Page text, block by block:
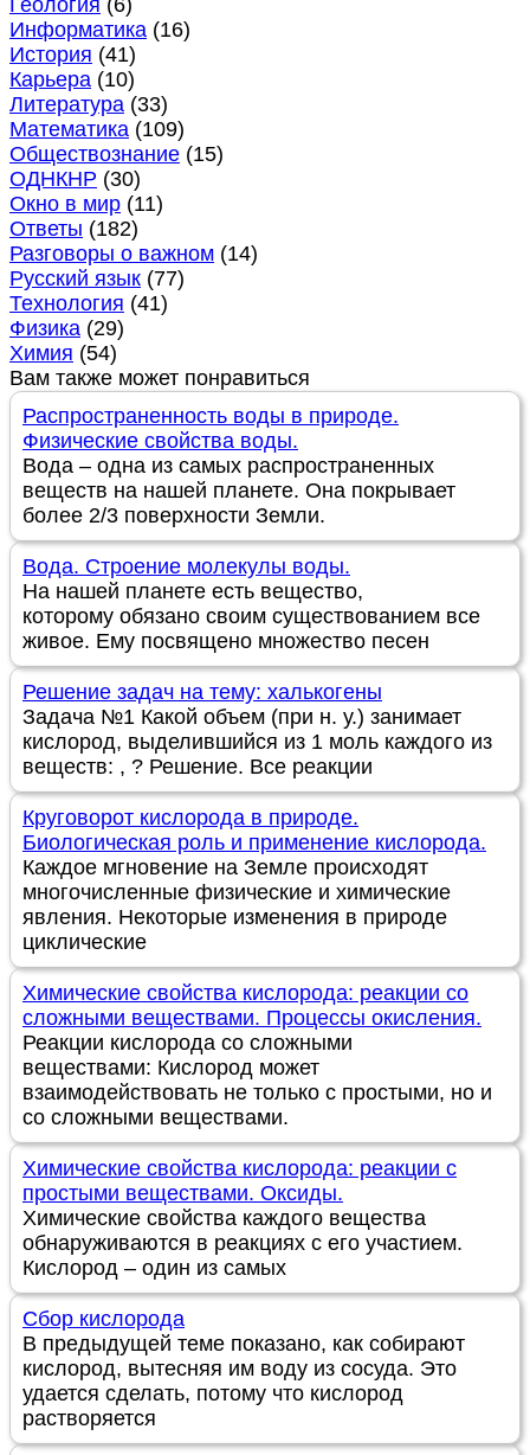
Информатика (16)
История (41)
Карьера (10)
Литература (33)
Математика (109)
Обществознание (15)
ОДНКНР (30)
Окно в мир (11)
Ответы (182)
Разговоры о важном (14)
Русский язык (77)
Технология (41)
Физика (29)
Химия (54)
Вам также может понравиться
Распространенность воды в природе.
Физические свойства воды.
Вода – одна из самых распространенных
веществ на нашей планете. Она покрывает
более 2/3 поверхности Земли.
Вода. Строение молекулы воды.
На нашей планете есть вещество,
которому обязано своим существованием все
живое. Ему посвящено множество песен
Решение задач на тему: халькогены
Задача №1 Какой объем (при н. у.) занимает
кислород, выделившийся из 1 моль каждого из
веществ: , ? Решение. Все реакции
Круговорот кислорода в природе.
Биологическая роль и применение кислорода.
Каждое мгновение на Земле происходят
многочисленные физические и химические
явления. Некоторые изменения в природе
циклические
Химические свойства кислорода: реакции со
сложными веществами. Процессы окисления.
Реакции кислорода со сложными
веществами: Кислород может
взаимодействовать не только с простыми, но и
со сложными веществами.
Химические свойства кислорода: реакции с
простыми веществами. Оксиды.
Химические свойства каждого вещества
обнаруживаются в реакциях с его участием.
Кислород – один из самых
Сбор кислорода
В предыдущей теме показано, как собирают
кислород, вытесняя им воду из сосуда. Это
удается сделать, потому что кислород
растворяется